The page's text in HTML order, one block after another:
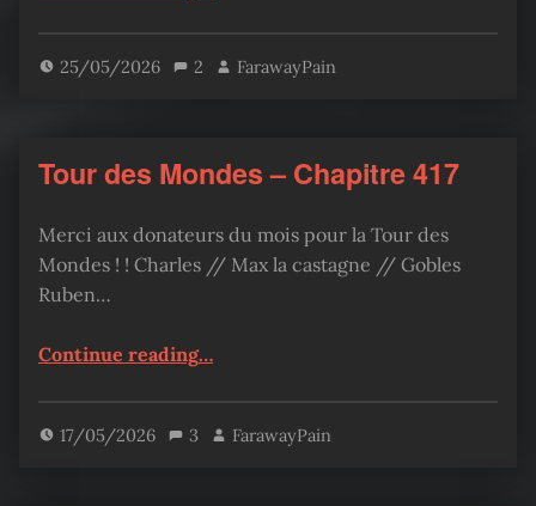
25/05/2026 2 FarawayPain
Tour des Mondes – Chapitre 417
Merci aux donateurs du mois pour la Tour des
Mondes ! ! Charles // Max la castagne // Gobles
Ruben…
Continue reading“Tour des Mondes – Chapitre 417”
…
17/05/2026 3 FarawayPain